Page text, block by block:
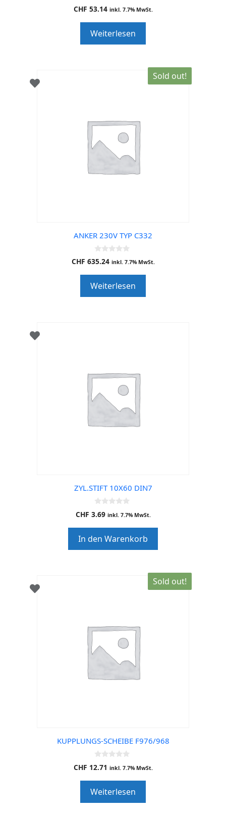
0
o
o
f
5
CHF 53.14 inkl. 7.7% MwSt.
Weiterlesen
Sold out!
ANKER 230V TYP C332
0
o
o
f
5
CHF 635.24 inkl. 7.7% MwSt.
Weiterlesen
ZYL.STIFT 10X60 DIN7
0
o
o
f
5
CHF 3.69 inkl. 7.7% MwSt.
In den Warenkorb
Sold out!
KUPPLUNGS-SCHEIBE F976/968
0
o
o
f
5
CHF 12.71 inkl. 7.7% MwSt.
Weiterlesen